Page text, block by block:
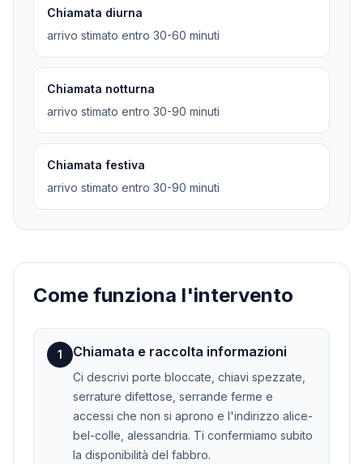
Chiamata diurna
arrivo stimato entro 30-60 minuti
Chiamata notturna
arrivo stimato entro 30-90 minuti
Chiamata festiva
arrivo stimato entro 30-90 minuti
Come funziona l'intervento
1 Chiamata e raccolta informazioni
Ci descrivi porte bloccate, chiavi spezzate,
serrature difettose, serrande ferme e
accessi che non si aprono e l'indirizzo alice-
bel-colle, alessandria. Ti confermiamo subito
la disponibilità del fabbro.